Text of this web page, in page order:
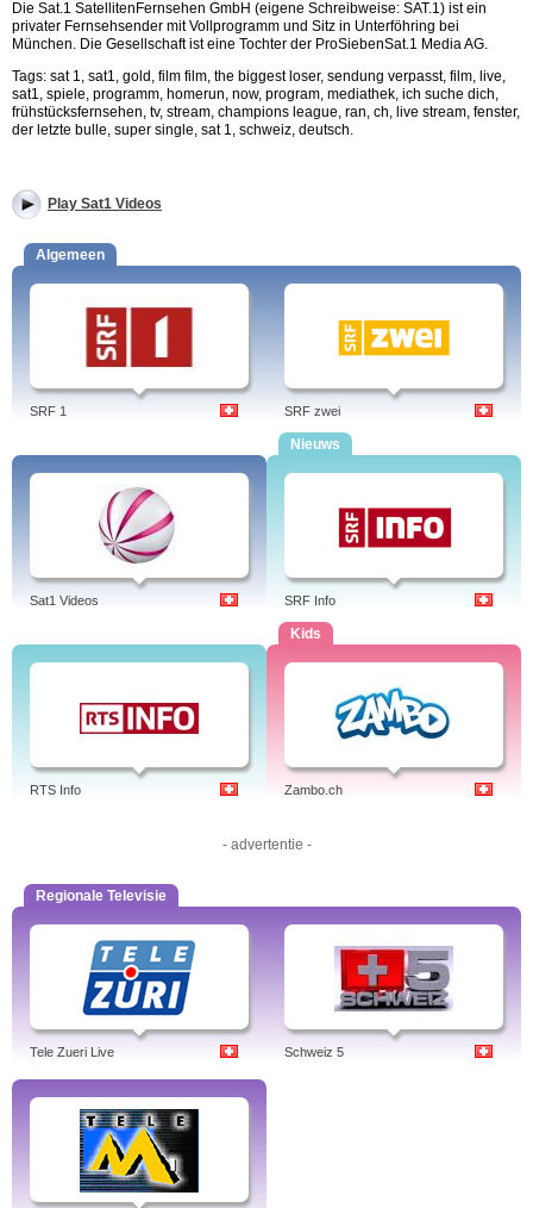
Die Sat.1 SatellitenFernsehen GmbH (eigene Schreibweise: SAT.1) ist ein
privater Fernsehsender mit Vollprogramm und Sitz in Unterföhring bei
München. Die Gesellschaft ist eine Tochter der ProSiebenSat.1 Media AG.
Tags: sat 1, sat1, gold, film film, the biggest loser, sendung verpasst, film, live,
sat1, spiele, programm, homerun, now, program, mediathek, ich suche dich,
frühstücksfernsehen, tv, stream, champions league, ran, ch, live stream, fenster,
der letzte bulle, super single, sat 1, schweiz, deutsch.
Play Sat1 Videos
Algemeen
SRF 1 SRF zwei
Sat1 Videos
Nieuws
SRF Info
RTS Info
Kids
Zambo.ch
- advertentie -
Regionale Televisie
Tele Zueri Live Schweiz 5